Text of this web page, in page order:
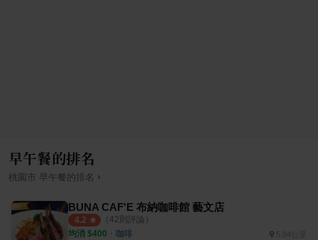
早午餐的排名
桃園市 早午餐的排名 ›
BUNA CAF'E 布納咖啡館 藝文店
4.2 （ 42則評論）
均消 $400 ・ 咖啡 5.84公里